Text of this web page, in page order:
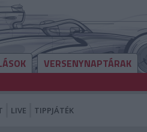
VERSENYNAPTÁRAK
LIVE TIPPJÁTÉK